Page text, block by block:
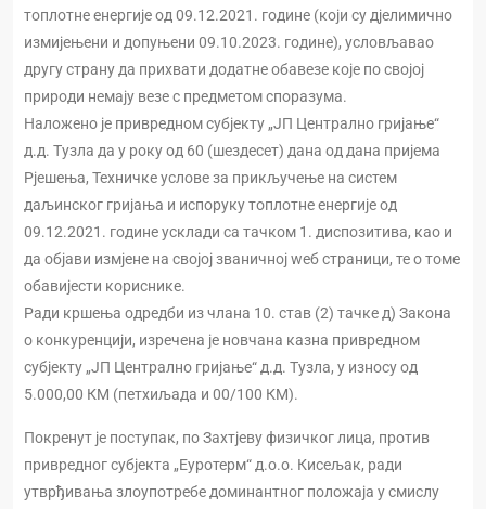
топлотне енергије од 09.12.2021. године (који су дјелимично
измијењени и допуњени 09.10.2023. године), условљавао
другу страну да прихвати додатне обавезе које по својој
природи немају везе с предметом споразума.
Наложено је привредном субјекту „ЈП Централно гријање“
д.д. Тузла да у року од 60 (шездесет) дана од дана пријема
Рјешења, Техничке услове за прикључење на систем
даљинског гријања и испоруку топлотне енергије од
09.12.2021. године усклади са тачком 1. диспозитива, као и
да објави измјене на својој званичној wеб страници, те о томе
обавијести кориснике.
Ради кршења одредби из члана 10. став (2) тачке д) Закона
о конкуренцији, изречена је новчана казна привредном
субјекту „ЈП Централно гријање“ д.д. Тузла, у износу од
5.000,00 КМ (петхиљада и 00/100 КМ).
Покренут је поступак, по Захтјеву физичког лица, против
привредног субјекта „Еуротерм“ д.о.о. Кисељак, ради
утврђивања злоупотребе доминантног положаја у смислу